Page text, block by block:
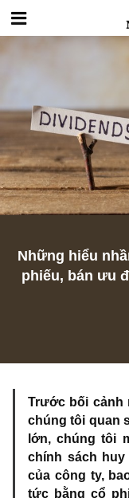
Những hiểu
Trước bối
chúng tôi
lớn, chúng